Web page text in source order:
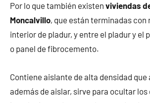
Por lo que también existen viviendas
Moncalvillo, que están terminadas
interior de pladur, y entre el pladur y el
o panel de fibrocemento.
Contiene aislante de alta densidad que
además de aislar, sirve para ocultar